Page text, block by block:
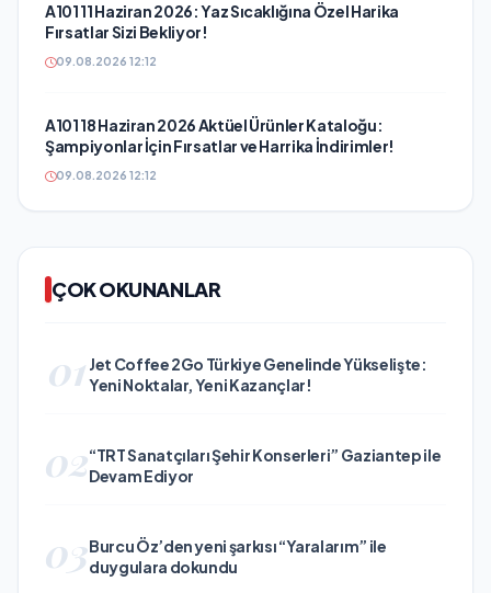
A101 11 Haziran 2026: Yaz Sıcaklığına Özel Harika
Fırsatlar Sizi Bekliyor!
09.08.2026 12:12
A101 18 Haziran 2026 Aktüel Ürünler Kataloğu:
Şampiyonlar İçin Fırsatlar ve Harrika İndirimler!
09.08.2026 12:12
ÇOK OKUNANLAR
01 Jet Coffee 2Go Türkiye Genelinde Yükselişte:
Yeni Noktalar, Yeni Kazançlar!
02“TRT Sanatçıları Şehir Konserleri” Gaziantep ile
Devam Ediyor
03Burcu Öz’den yeni şarkısı “Yaralarım” ile
duygulara dokundu